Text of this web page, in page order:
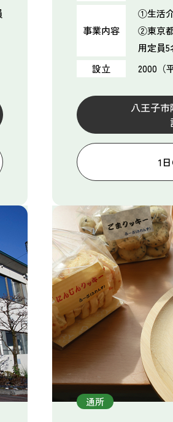
事業内容
①生活介
②東京
用定員5
設立
2000（
八王子
1
通所